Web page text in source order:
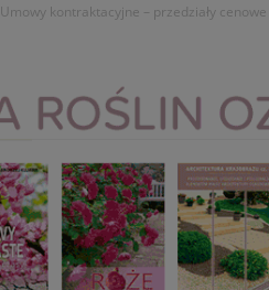
Umowy kontraktacyjne – przedziały cenowe